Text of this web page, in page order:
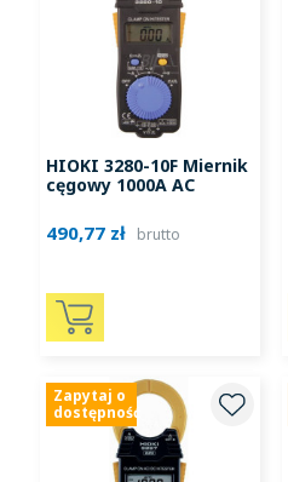
HIOKI 3280-10F Miernik
cęgowy 1000A AC
490,77 zł brutto
Zapytaj o
dostępność